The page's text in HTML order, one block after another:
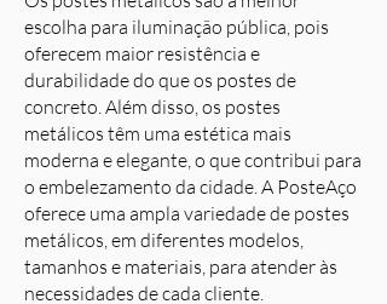
escolha para iluminação pública, pois
oferecem maior resistência e
durabilidade do que os postes de
concreto. Além disso, os postes
metálicos têm uma estética mais
moderna e elegante, o que contribui para
o embelezamento da cidade. A PosteAço
oferece uma ampla variedade de postes
metálicos, em diferentes modelos,
tamanhos e materiais, para atender às
necessidades de cada cliente.